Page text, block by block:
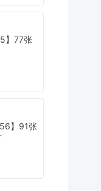
】77张
】91张